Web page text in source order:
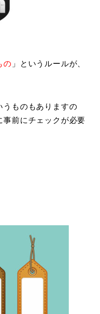
の 」というルールが、
うものもありますの
事前にチェックが必要